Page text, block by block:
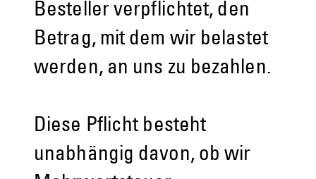
Besteller verpflichtet, den
Betrag, mit dem wir belastet
werden, an uns zu bezahlen.
Diese Pflicht besteht
unabhängig davon, ob wir